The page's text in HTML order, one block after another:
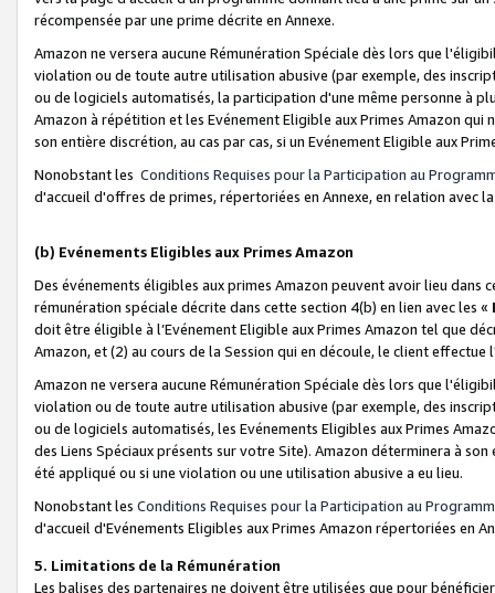
récompensée par une prime décrite en Annexe.
Amazon ne versera aucune Rémunération Spéciale dès lors que
violation ou de toute autre utilisation abusive (par exemple, des
ou de logiciels automatisés, la participation d'une même personne à
Amazon à répétition et les Evénement Eligible aux Primes Amazon qui
son entière discrétion, au cas par cas, si un Evénement Eligible aux
Nonobstant les Conditions Requises pour la Participation au
d'accueil d'offres de primes, répertoriées en Annexe, en relation avec
(b) Evénements Eligibles aux Primes Amazon
Des événements éligibles aux primes Amazon peuvent avoir lieu dans
rémunération spéciale décrite dans cette section 4(b) en lien avec les «
doit être éligible à l’Evénement Eligible aux Primes Amazon tel que
Amazon, et (2) au cours de la Session qui en découle, le client
Amazon ne versera aucune Rémunération Spéciale dès lors que
violation ou de toute autre utilisation abusive (par exemple, des
ou de logiciels automatisés, les Evénements Eligibles aux Primes
des Liens Spéciaux présents sur votre Site). Amazon déterminera à
été appliqué ou si une violation ou une utilisation abusive a eu lieu.
Nonobstant les Conditions Requises pour la Participation au
d'accueil d'Evénements Eligibles aux Primes Amazon répertoriées en
5. Limitations de la Rémunération
Les balises des partenaires ne doivent être utilisées que pour